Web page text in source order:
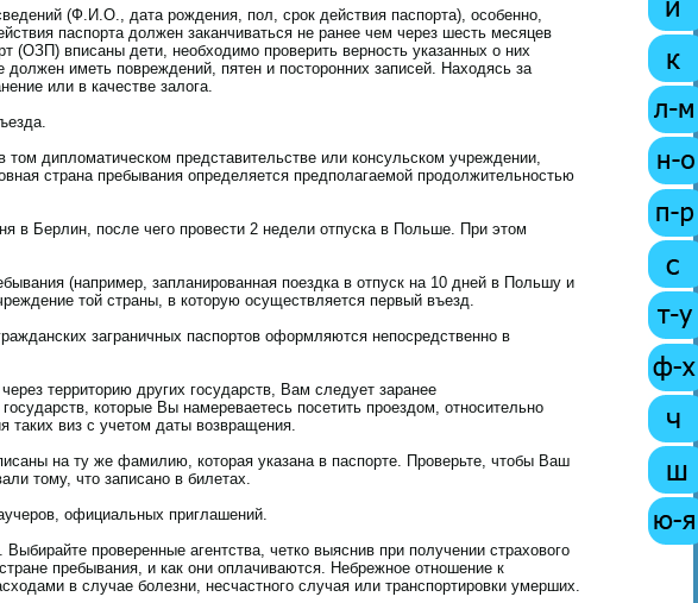
(Ф.И.О., дата рождения, пол, срок действия паспорта), особенно,
паспорта должен заканчиваться не ранее чем через шесть месяцев
(ОЗП) вписаны дети, необходимо проверить верность указанных о них
иметь повреждений, пятен и посторонних записей. Находясь за
или в качестве залога.
дипломатическом представительстве или консульском учреждении,
страна пребывания определяется предполагаемой продолжительностью
в Берлин, после чего провести 2 недели отпуска в Польше. При этом
(например, запланированная поездка в отпуск на 10 дней в Польшу и
той страны, в которую осуществляется первый въезд.
заграничных паспортов оформляются непосредственно в
через территорию других государств, Вам следует заранее
которые Вы намереваетесь посетить проездом, относительно
таких виз с учетом даты возвращения.
на ту же фамилию, которая указана в паспорте. Проверьте, чтобы Ваш
тому, что записано в билетах.
официальных приглашений.
. Выбирайте проверенные агентства, четко выяснив при получении страхового
пребывания, и как они оплачиваются. Небрежное отношение к
в случае болезни, несчастного случая или транспортировки умерших.